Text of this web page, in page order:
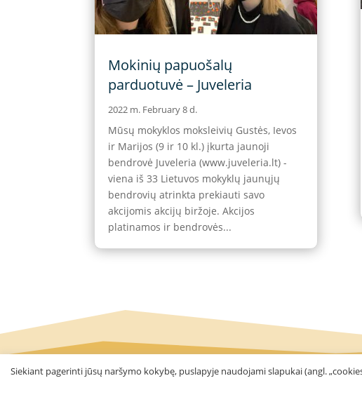
Mokinių papuošalų
parduotuvė – Juveleria
2022 m. February 8 d.
Mūsų mokyklos moksleivių Gustės, Ievos
ir Marijos (9 ir 10 kl.) įkurta jaunoji
bendrovė Juveleria (www.juveleria.lt) -
viena iš 33 Lietuvos mokyklų jaunųjų
bendrovių atrinkta prekiauti savo
akcijomis akcijų biržoje. Akcijos
platinamos ir bendrovės...
Visos teisės saugomos © 2016 - 2026 VšĮ Kauno Valdorfo
Siekiant pagerinti jūsų naršymo kokybę, puslapyje naudojami slapukai (angl.